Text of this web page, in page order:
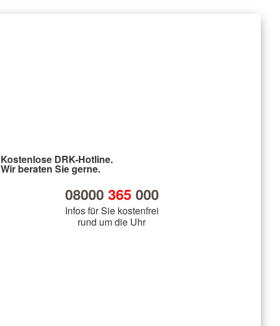
Kostenlose DRK-Hotline.
Wir beraten Sie gerne.
08000 365000
Infos für Sie kostenfrei
rund um die Uhr